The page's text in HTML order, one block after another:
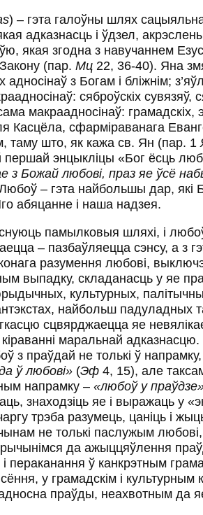
) – гэта галоўны шлях
адказнасць i ўдзел,
якая згодна з навучаннем
Закону (пар.Мц 22, 36-40). Яна
адносінаў з Богам i бліжнім;
сяброўскіх
макраадносінаў: грамадскіх,
Касцёла, сфарміраванага
таму што, як кажа св. Ян (пар. 1
першай энцыкліцы «Бог ёсць
з Божай любові, праз яе ўсё
– гэта найбольшы дар, які
абяцанне i наша надзея.
памылковыя шляхі, і
– пазбаўляецца сэнсу, а з
разумення любові,
выпадку, складанасць у яе
культурных,
найбольш падуладных
сцвярджаецца яе
кіраванні маральнай
з праўдай не толькі ў
ў любові» (Эф4, 15), але
напрамку –«любоў у
знаходзіць яе i выражаць у
трэба разумець, цаніць i
не толькі паслужым
да ажыццяўлення
пераканання ў канкрэтным
у грамадскім i культурным
адносна праўды, неахвотным да